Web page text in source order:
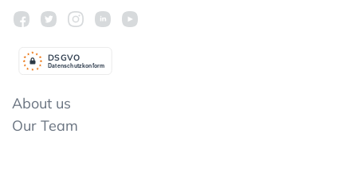
Datenschutzkonform
DSGVO
About us
Our Team